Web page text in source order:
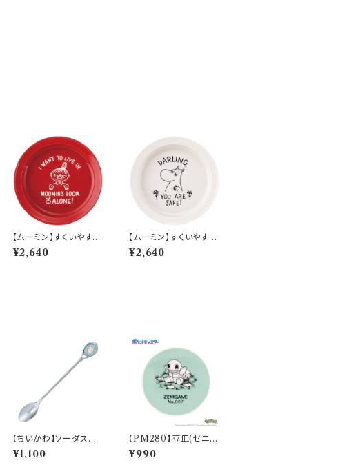
【ムーミン】すくいやすい
カレー皿（リトルミィ）
【MM9000】MM900
¥2,640
【ムーミン】すくいやすい
カレー皿（ムーミン）【M
M9000】MM9001-3
¥2,640
【ちいかわ】ソーダスプ
ーン(ちいかわ)【CKW4
0】CKW41-850
¥1,100
【PM280】豆皿(ゼニガ
メ)【Daily Sketch】PM
283-333
¥990